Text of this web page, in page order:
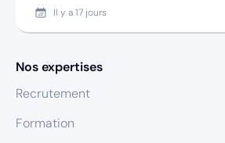
Il y a17 jours
Nos expertises
Recrutement
Formation